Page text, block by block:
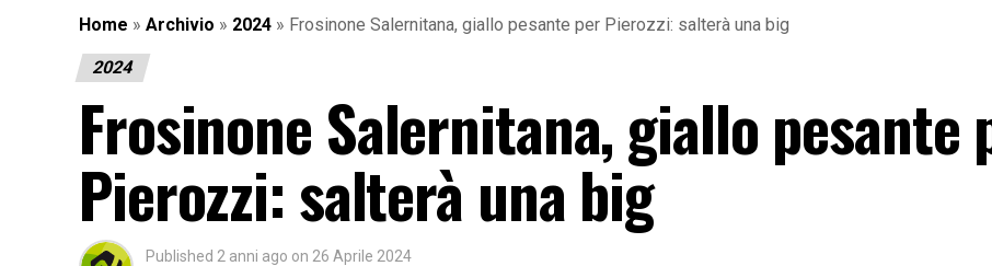
Home » Archivio » 2024 » Frosinone Salernitana, giallo pesante per Pierozzi: salterà una big
2024
Frosinone Salernitana, giallo pesante
Pierozzi: salterà una big
Published 2 anni ago on 26 Aprile 2024